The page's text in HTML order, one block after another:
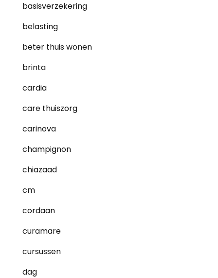
basisverzekering
belasting
beter thuis wonen
brinta
cardia
care thuiszorg
carinova
champignon
chiazaad
cm
cordaan
curamare
cursussen
dag